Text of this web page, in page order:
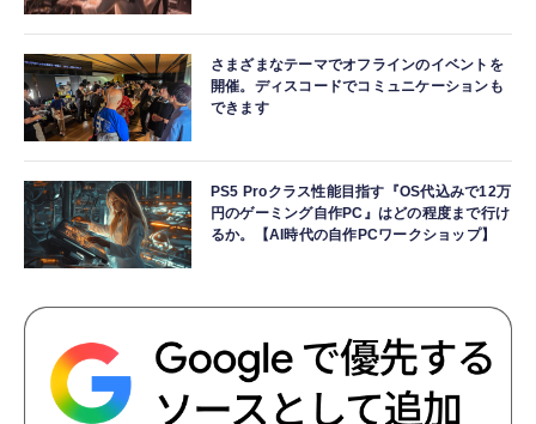
さまざまなテーマでオフラインのイベントを
開催。ディスコードでコミュニケーションも
できます
PS5 Proクラス性能目指す『OS代込みで12万
円のゲーミング自作PC』はどの程度まで行け
るか。【AI時代の自作PCワークショップ】